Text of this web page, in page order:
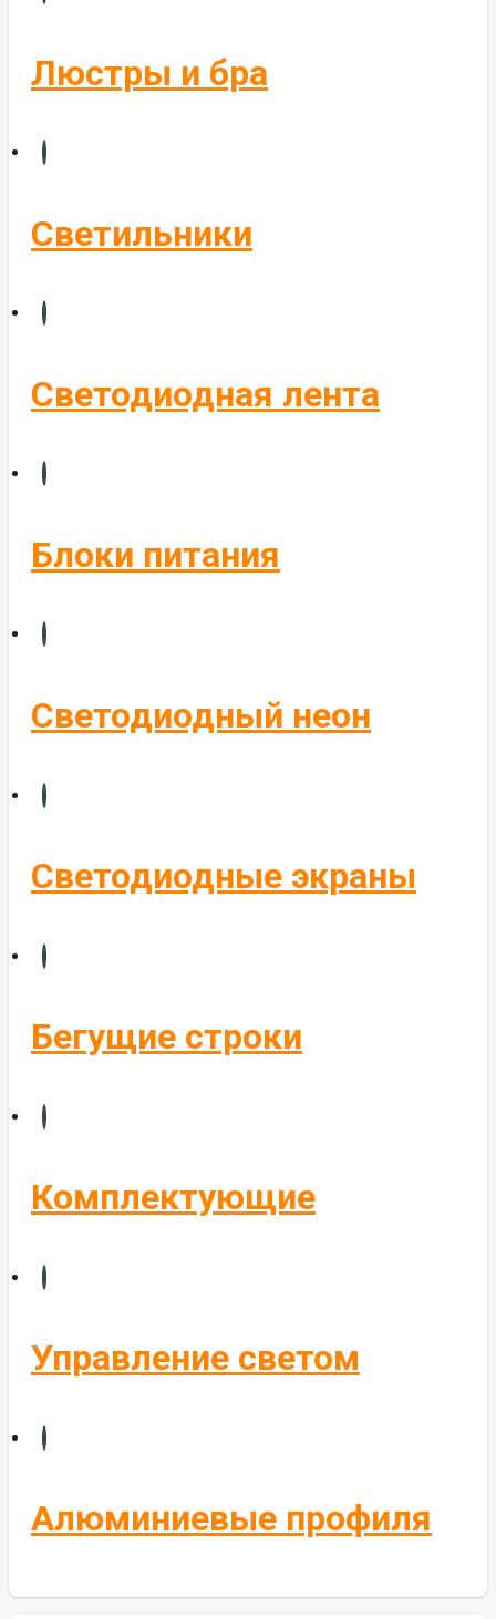
Управление светом
Люстры и бра
Светильники
Светодиодная лента
Блоки питания
Светодиодный неон
Светодиодные экраны
Бегущие строки
Комплектующие
Управление светом
Алюминиевые профиля